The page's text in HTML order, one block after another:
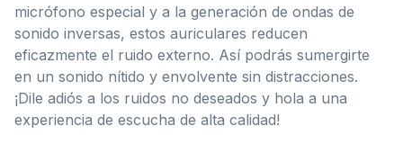
micrófono especial y a la generación de ondas de
sonido inversas, estos auriculares reducen
eficazmente el ruido externo. Así podrás sumergirte
en un sonido nítido y envolvente sin distracciones.
¡Dile adiós a los ruidos no deseados y hola a una
experiencia de escucha de alta calidad!